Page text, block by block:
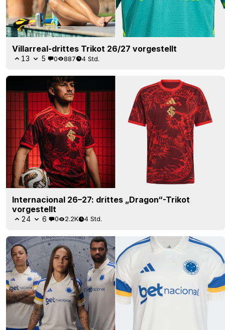
Villarreal-drittes Trikot 26/27 vorgestellt
13 5 0 887 4 Std.
Internacional 26–27: drittes „Dragon“-Trikot
vorgestellt
24 6 0 2.2K 4 Std.